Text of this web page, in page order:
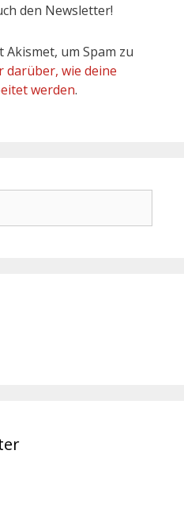
den Newsletter!
Akismet, um Spam zu
darüber, wie deine
werden.